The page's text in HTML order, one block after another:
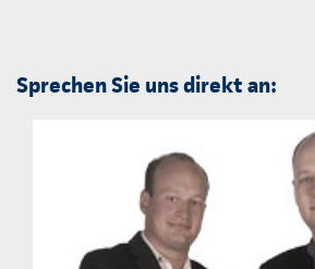
Sprechen Sie uns direkt an: